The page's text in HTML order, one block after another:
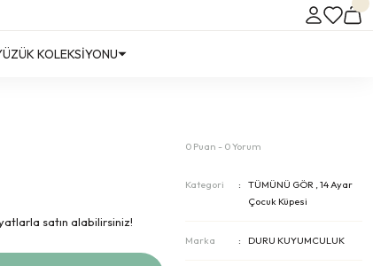
KOLEKSİYONU
satın alabilirsiniz!
0 Puan - 0 Yorum
Kategori TÜMÜNÜ GÖR ,14 Ayar
Çocuk Küpesi
Marka DURU KUYUMCULUK